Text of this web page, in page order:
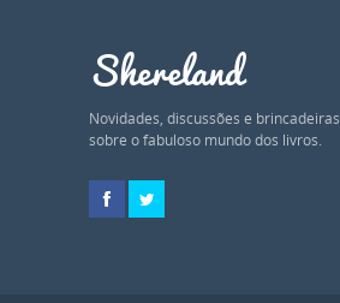
Shereland
Novidades, discussões e brincadeiras
sobre o fabuloso mundo dos livros.